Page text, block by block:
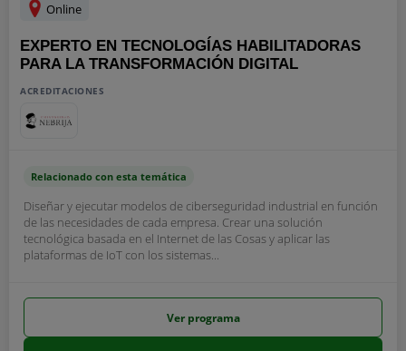
Online
EXPERTO EN TECNOLOGÍAS HABILITADORAS
PARA LA TRANSFORMACIÓN DIGITAL
ACREDITACIONES
Relacionado con esta temática
Diseñar y ejecutar modelos de ciberseguridad industrial en función
de las necesidades de cada empresa. Crear una solución
tecnológica basada en el Internet de las Cosas y aplicar las
plataformas de IoT con los sistemas...
Ver programa